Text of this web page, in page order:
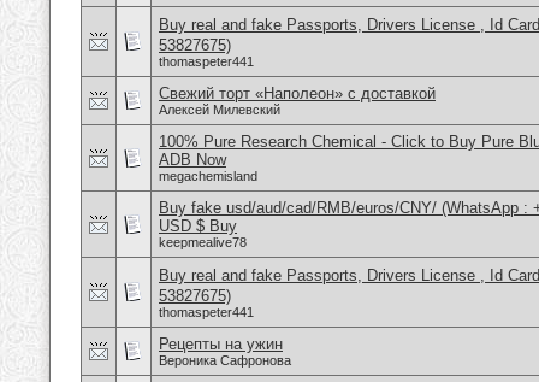
Buy real and fake Passports, Drivers License , Id
53827675)
thomaspeter441
Свежий торт «Наполеон» с доставкой
Алексей Милевский
100% Pure Research Chemical - Click to Buy Pure
ADB Now
megachemisland
Buy fake usd/aud/cad/RMB/euros/CNY/ (WhatsApp :
USD $ Buy
keepmealive78
Buy real and fake Passports, Drivers License , Id
53827675)
thomaspeter441
Рецепты на ужин
Вероника Сафронова